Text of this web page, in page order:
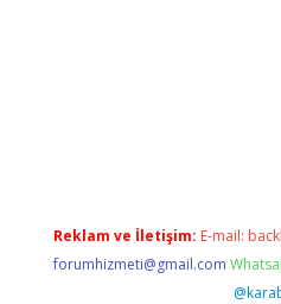
Reklam ve İletişim: E-mail:
forumhizmeti@gmail.com